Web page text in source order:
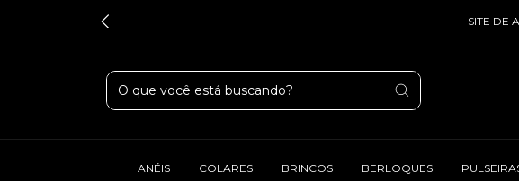
SITE DE
ANÉIS COLARES BRINCOS BERLOQUES